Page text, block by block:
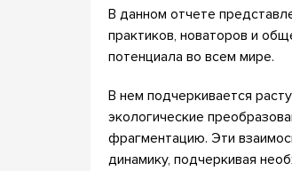
В данном отчете
практиков, новаторов и
потенциала во всем мире.
В нем подчеркивается
экологические
фрагментацию. Эти
динамику, подчеркивая